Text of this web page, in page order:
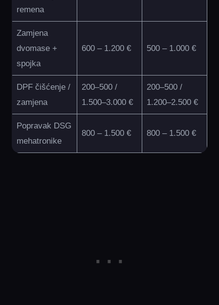
remena
Zamjena
dvomase +
spojka
600 – 1.200 € 500 – 1.000 €
DPF čišćenje /
zamjena
200–500 /
1.500–3.000 €
200–500 /
1.200–2.500 €
Popravak DSG
mehatronike
800 – 1.500 € 800 – 1.500 €